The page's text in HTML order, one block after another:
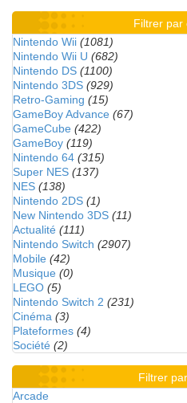
Filtrer par
Nintendo Wii (1081)
Nintendo Wii U (682)
Nintendo DS (1100)
Nintendo 3DS (929)
Retro-Gaming (15)
GameBoy Advance (67)
GameCube (422)
GameBoy (119)
Nintendo 64 (315)
Super NES (137)
NES (138)
Nintendo 2DS (1)
New Nintendo 3DS (11)
Actualité (111)
Nintendo Switch (2907)
Mobile (42)
Musique (0)
LEGO (5)
Nintendo Switch 2 (231)
Cinéma (3)
Plateformes (4)
Société (2)
Filtrer
Arcade